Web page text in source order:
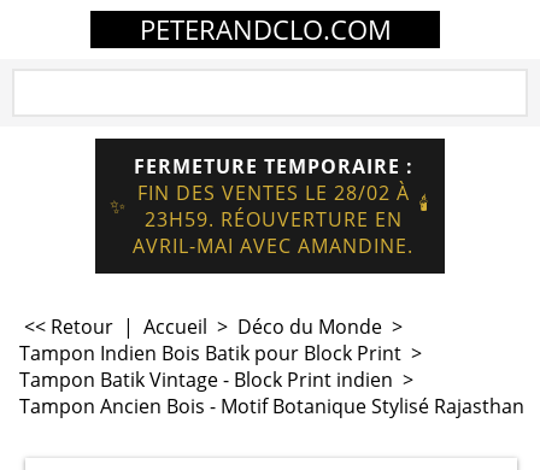
PETERANDCLO.COM
✨
FERMETURE TEMPORAIRE :
FIN DES VENTES LE 28/02 À
23H59. RÉOUVERTURE EN
AVRIL-MAI AVEC AMANDINE.
🕯️
<< Retour | Accueil > Déco du Monde >
Tampon Indien Bois Batik pour Block Print >
Tampon Batik Vintage - Block Print indien >
Tampon Ancien Bois - Motif Botanique Stylisé Rajasthan